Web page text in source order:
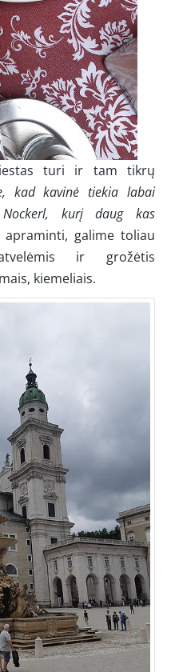
turi ir tam tikrų
kad kavinė tiekia labai
kurį daug kas
galime toliau
ir grožėtis
kiemeliais.